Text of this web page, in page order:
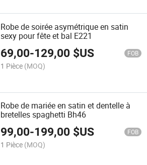
Robe de soirée asymétrique en satin
sexy pour fête et bal E221
69,00-129,00 $US FOB
1 Pièce (MOQ)
Robe de mariée en satin et dentelle à
bretelles spaghetti Bh46
99,00-199,00 $US FOB
1 Pièce (MOQ)